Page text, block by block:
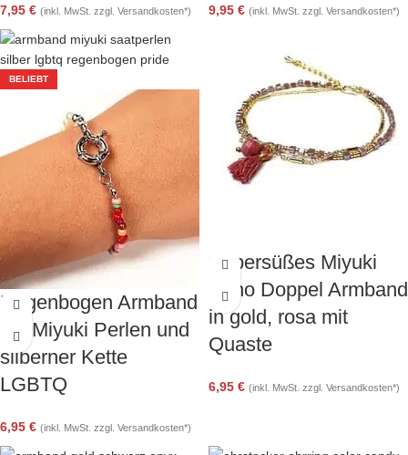
7,95 € (inkl. MwSt. zzgl. Versandkosten*) 9,95 € (inkl. MwSt. zzgl. Versandkosten*)
BELIEBT
Regenbogen Armband
mit Miyuki Perlen und
silberner Kette
LGBTQ
6,95 € (inkl. MwSt. zzgl. Versandkosten*)
Supersüßes Miyuki
Boho Doppel Armband
in gold, rosa mit
Quaste
6,95 € (inkl. MwSt. zzgl. Versandkosten*)